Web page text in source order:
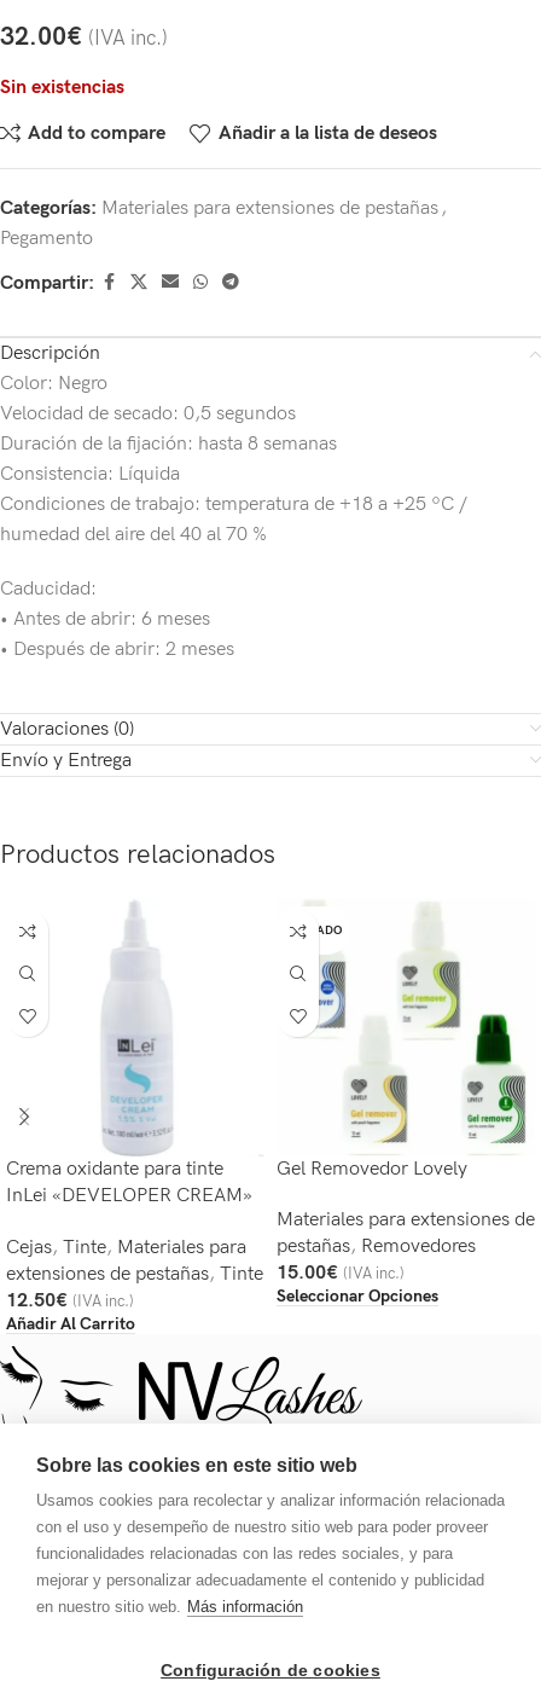
32.00€ (IVA inc.)
Sin existencias
Add to compare
Añadir a la lista de deseos
Categorías: Materiales para extensiones de pestañas,
Pegamento
Compartir:
Descripción
Color: Negro
Velocidad de secado: 0,5 segundos
Duración de la fijación: hasta 8 semanas
Consistencia: Líquida
Condiciones de trabajo: temperatura de +18 a +25 ºC /
humedad del aire del 40 al 70 %
Caducidad:
• Antes de abrir: 6 meses
• Después de abrir: 2 meses
Valoraciones (0)
Envío y Entrega
Productos relacionados
Crema oxidante para tinte
InLei «DEVELOPER CREAM»
Cejas, Tinte, Materiales para
extensiones de pestañas, Tinte
12.50€ (IVA inc.)
Añadir Al Carrito
AGOTADO
Gel Removedor Lovely
Materiales para extensiones de
pestañas, Removedores
15.00€ (IVA inc.)
Seleccionar Opciones
Tu destino para una mirada deslumbrante. Pestañas, tinte,
pegamento, extensiones y ajustes de cejas.
Carrer de Galileu 134, Local 1, 08028, Barcelona
Teléfono: 613 181 401
Sobre las cookies en este sitio web
Usamos cookies para recolectar y analizar información relacionada
con el uso y desempeño de nuestro sitio web para poder proveer
funcionalidades relacionadas con las redes sociales, y para
mejorar y personalizar adecuadamente el contenido y publicidad
en nuestro sitio web. Más información
Configuración de cookies